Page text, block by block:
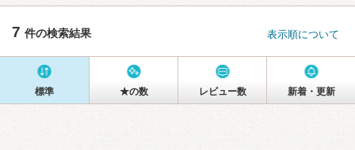
7 件の検索結果 表示順について
標準 ★の数 レビュー数 新着・更新